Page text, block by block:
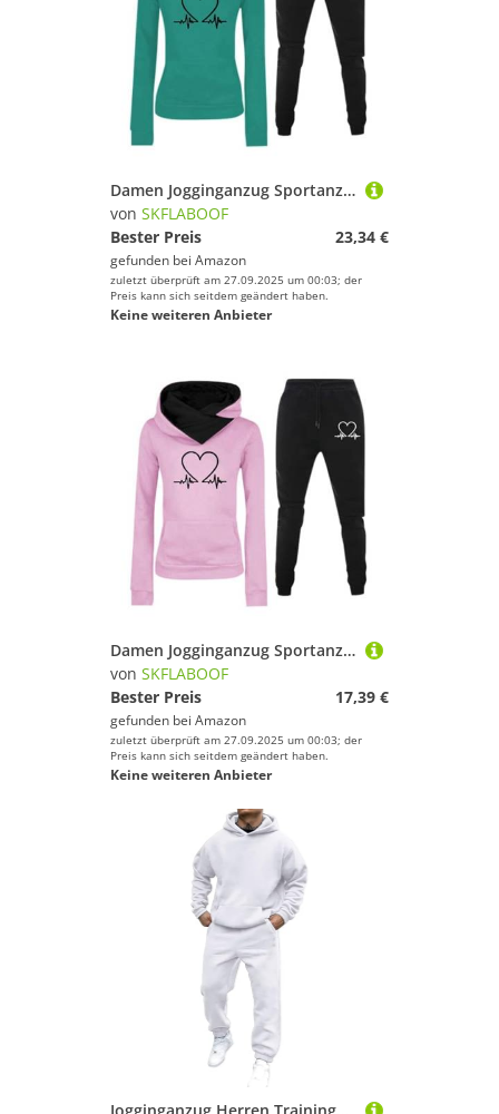
Damen Jogginganzug Sportanzug Jogginghose Baggy Zweiteiler Für Yoga Anzug Sportbekleidung Tracksuit Set Gym Grün, XL
von SKFLABOOF
Bester Preis
23,34 €
gefunden bei Amazon
zuletzt überprüft am 27.09.2025 um 00:03; der
Preis kann sich seitdem geändert haben.
Keine weiteren Anbieter
Damen Jogginganzug Sportanzug Jogginghose Baggy Zweiteiler Für Yoga Anzug Sportbekleidung Tracksuit Set Gym Rosa, S
von SKFLABOOF
Bester Preis
17,39 €
gefunden bei Amazon
zuletzt überprüft am 27.09.2025 um 00:03; der
Preis kann sich seitdem geändert haben.
Keine weiteren Anbieter